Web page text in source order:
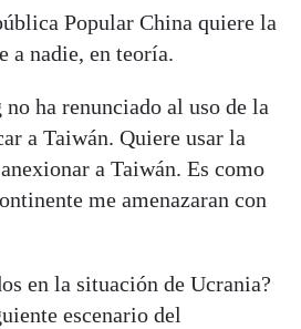
Popular China quiere la
a nadie, en teoría.
ha renunciado al uso de la
a Taiwán. Quiere usar la
a Taiwán. Es como
me amenazaran con
en la situación de Ucrania?
escenario del